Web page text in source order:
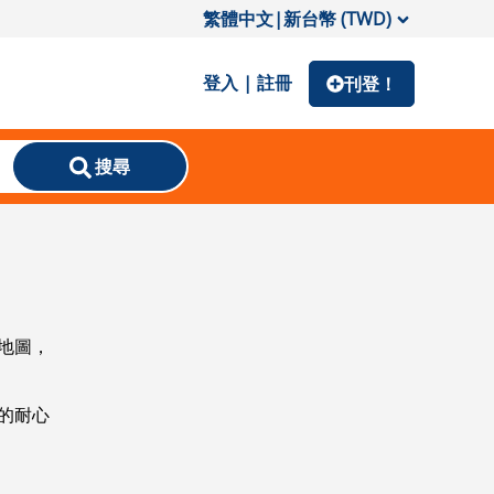
繁體中文|新台幣 (TWD)
登入 | 註冊 刊登！
搜尋
圖，
耐心